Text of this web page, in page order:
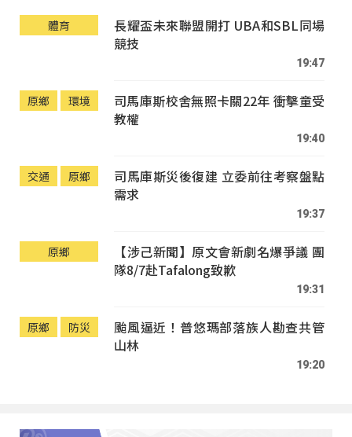
體育
長耀盃未來聯盟開打 UBA和SBL同場
競技
19:47
原鄉 環境
司馬庫斯校舍無照卡關22年 衝擊童受
教權
19:40
交通 原鄉
司馬庫斯災後復建 立委前往考察盤點
需求
19:37
原鄉
【涉己新聞】原文會新劇名爆爭議 團
隊8/7赴Tafalong致歉
19:31
原鄉 防災
颱風逼近！普悠瑪部落族人勘查共管
山林
19:20